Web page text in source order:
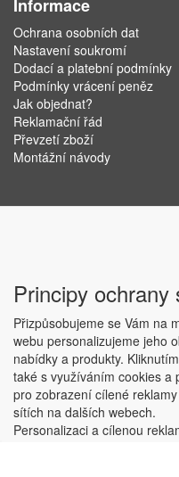
Informace
Ochrana osobních dat
Nastavení soukromí
Dodací a platební podmínky
Podmínky vrácení peněz
Jak objednat?
Reklamační řád
Převzetí zboží
Montážní návody
Copyright ©
Principy ochrany
Přizpůsobujeme se Vám na
webu personalizujeme jeho
nabídky a produkty.
také s využíváním cookies a
pro zobrazení cílené
sítích na dalších webech.
Personalizaci a cílenou